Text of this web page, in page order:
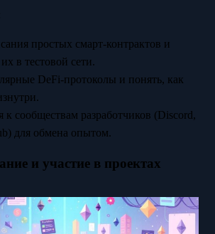
простых смарт-контрактов и
в тестовой сети.
DeFi-протоколы и понять, как
к сообществам разработчиков (Discord,
для обмена опытом.
и участие в проектах